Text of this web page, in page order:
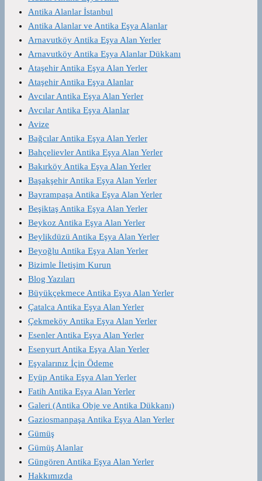
Antika Alanlar İstanbul
Antika Alanlar ve Antika Eşya Alanlar
Arnavutköy Antika Eşya Alan Yerler
Arnavutköy Antika Eşya Alanlar Dükkanı
Ataşehir Antika Eşya Alan Yerler
Ataşehir Antika Eşya Alanlar
Avcılar Antika Eşya Alan Yerler
Avcılar Antika Eşya Alanlar
Avize
Bağcılar Antika Eşya Alan Yerler
Bahçelievler Antika Eşya Alan Yerler
Bakırköy Antika Eşya Alan Yerler
Başakşehir Antika Eşya Alan Yerler
Bayrampaşa Antika Eşya Alan Yerler
Beşiktaş Antika Eşya Alan Yerler
Beykoz Antika Eşya Alan Yerler
Beylikdüzü Antika Eşya Alan Yerler
Beyoğlu Antika Eşya Alan Yerler
Bizimle İletişim Kurun
Blog Yazıları
Büyükçekmece Antika Eşya Alan Yerler
Çatalca Antika Eşya Alan Yerler
Çekmeköy Antika Eşya Alan Yerler
Esenler Antika Eşya Alan Yerler
Esenyurt Antika Eşya Alan Yerler
Eşyalarınız İçin Ödeme
Eyüp Antika Eşya Alan Yerler
Fatih Antika Eşya Alan Yerler
Galeri (Antika Obje ve Antika Dükkanı)
Gaziosmanpaşa Antika Eşya Alan Yerler
Gümüş
Gümüş Alanlar
Güngören Antika Eşya Alan Yerler
Hakkımızda